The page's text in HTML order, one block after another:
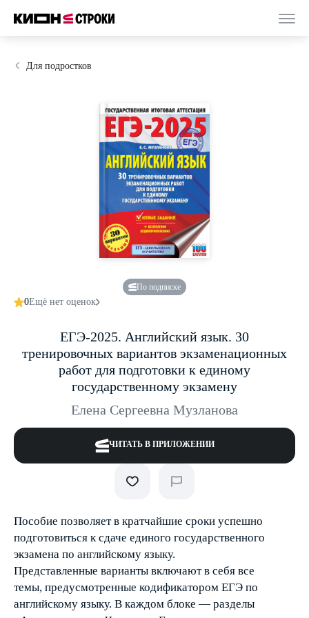
Для подростков
По подписке
0Ещё нет оценок
ЕГЭ-2025. Английский язык. 30
тренировочных вариантов экзаменационных
работ для подготовки к единому
государственному экзамену
Елена Сергеевна Музланова
ЧИТАТЬ В ПРИЛОЖЕНИИ
Пособие позволяет в кратчайшие сроки успешно
подготовиться к сдаче единого государственного
экзамена по английскому языку.
Представленные варианты включают в себя все
темы, предусмотренные кодификатором ЕГЭ по
английскому языку. В каждом блоке — разделы